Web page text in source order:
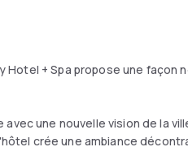
Hotel + Spa propose une façon
une nouvelle vision de la
crée une ambiance